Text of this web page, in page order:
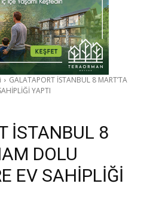
GALATAPORT İSTANBUL 8 MART’TA
YAPTI
İSTANBUL 8
DOLU
EV SAHİPLİĞİ